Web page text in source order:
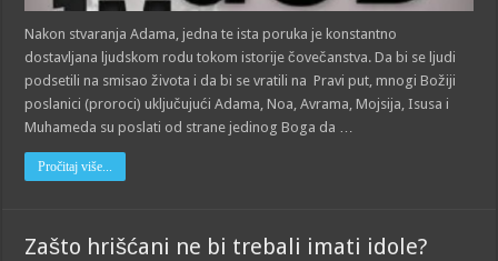
Nakon stvaranja Adama, jedna te ista poruka je konstantno
dostavljana ljudskom rodu tokom istorije čovečanstva. Da bi se ljudi
podsetili na smisao života i da bi se vratili na Pravi put, mnogi Božiji
poslanici (proroci) uključujući Adama, Noa, Avrama, Mojsija, Isusa i
Muhameda su poslati od strane jedinog Boga da …
Pročitaj više...
Zašto hrišćani ne bi trebali imati idole?